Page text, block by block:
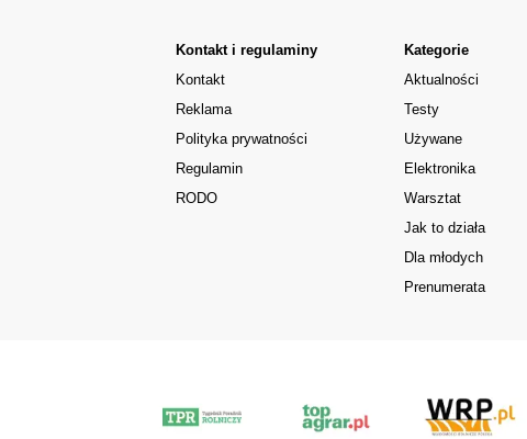
Kontakt i regulaminy
Kontakt
Reklama
Polityka prywatności
Regulamin
RODO
Kategorie
Aktualności
Testy
Używane
Elektronika
Warsztat
Jak to działa
Dla młodych
Prenumerata